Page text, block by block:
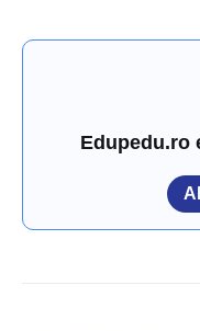
Edupedu.ro